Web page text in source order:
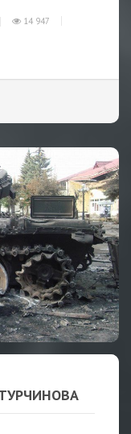
14 947